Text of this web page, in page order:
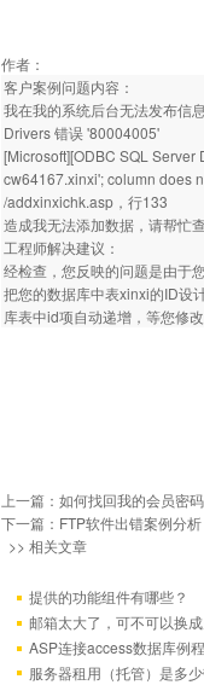
作者：
客户案例问题内容：
我在我的系统后台无法发布信
Drivers 错误 '80004005'
[Microsoft][ODBC SQL
cw64167.xinxi'; column does
/addxinxichk.asp，行133
造成我无法添加数据，请帮忙
工程师解决建议：
经检查，您反映的问题是由于
把您的数据库中表xinxi的ID设
库表中id项自动递增，等您修
上一篇： 如何找回我的会员密
下一篇： FTP软件出错案例分析
>> 相关文章
提供的功能组件有哪些？
邮箱太大了，可不可以换
ASP连接access数据库例程
服务器租用（托管）是多